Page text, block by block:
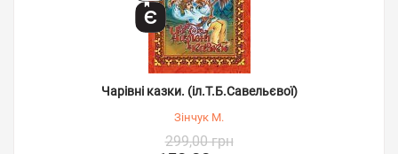
Чарівні казки. (іл.Т.Б.Савельєвої)
Зінчук М.
299,00 грн